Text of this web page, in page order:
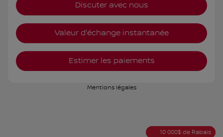
Discuter avec nous
Valeur d'échange instantanée
Estimer les paiements
Mentions légales
10 000$ de Rabais